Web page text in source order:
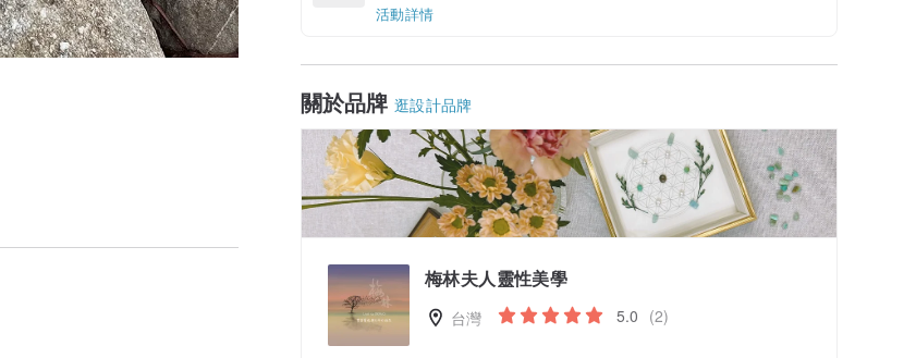
活動詳情
關於品牌 逛設計品牌
梅林夫人靈性美學
台灣 5.0 (2)